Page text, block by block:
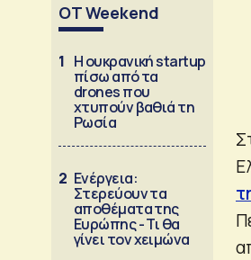
OT Weekend
1 Η ουκρανική startup
πίσω από τα
drones που
χτυπούν βαθιά τη
Ρωσία
2 Ενέργεια:
Στερεύουν τα
αποθέματα της
Ευρώπης - Τι θα
γίνει τον χειμώνα